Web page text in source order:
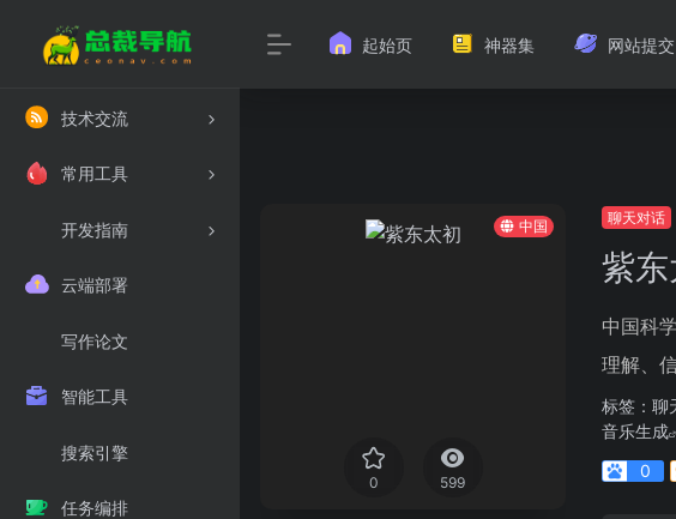
技术交流
常用工具
开发指南
云端部署
写作论文
智能工具
搜索引擎
任务编排
起始页 神器集 网站提交
中国
0 599
聊天对话
紫
中国科
理解、
标签： 聊
音乐生成
0